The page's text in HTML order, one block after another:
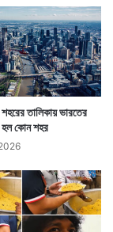
তালিকায় ভারতের
কোন শহর